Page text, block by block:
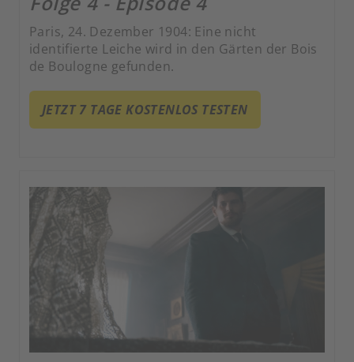
Paris, 24. Dezember 1904: Eine nicht
identifierte Leiche wird in den Gärten der Bois
de Boulogne gefunden.
JETZT 7 TAGE KOSTENLOS TESTEN